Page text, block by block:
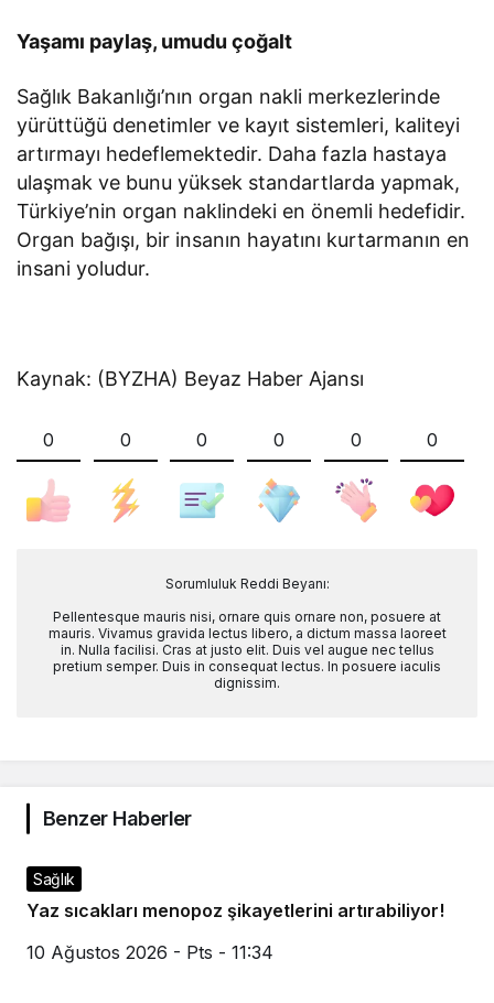
Yaşamı paylaş, umudu çoğalt
Sağlık Bakanlığı’nın organ nakli merkezlerinde
yürüttüğü denetimler ve kayıt sistemleri, kaliteyi
artırmayı hedeflemektedir. Daha fazla hastaya
ulaşmak ve bunu yüksek standartlarda yapmak,
Türkiye’nin organ naklindeki en önemli hedefidir.
Organ bağışı, bir insanın hayatını kurtarmanın en
insani yoludur.
Kaynak: (BYZHA) Beyaz Haber Ajansı
0 0 0 0 0 0
Sorumluluk Reddi Beyanı:
Pellentesque mauris nisi, ornare quis ornare non, posuere at
mauris. Vivamus gravida lectus libero, a dictum massa laoreet
in. Nulla facilisi. Cras at justo elit. Duis vel augue nec tellus
pretium semper. Duis in consequat lectus. In posuere iaculis
dignissim.
Benzer Haberler
Sağlık
Yaz sıcakları menopoz şikayetlerini artırabiliyor!
10 Ağustos 2026 - Pts - 11:34